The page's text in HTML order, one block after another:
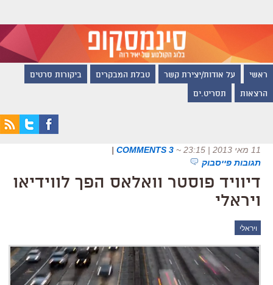
ראשי על אודות/יצירת קשר טבלת המבקרים ביקורות סרטים
הרצאות תסריט.ים
11 מאי 2013 | 23:15 ~
3 COMMENTS
|
תגובות פייסבוק
דיוויד פוסטר וואלאס הפך לווידיאו
ויראלי
ויראלי